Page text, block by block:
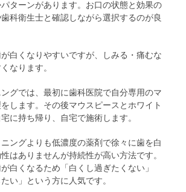
ターンがあります。お口の状態と効果の
科衛生士と確認しながら選択するのが良
白くなりやすいですが、しみる・痛むな
なります。
グでは、最初に歯科医院で自分専用のマ
します。その後マウスピースとホワイト
に持ち帰り、自宅で施術します。
ングよりも低濃度の薬剤で徐々に歯を白
はありませんが持続性が高い方法です。
白くなるため「白くし過ぎたくない」
い」という方に人気です。